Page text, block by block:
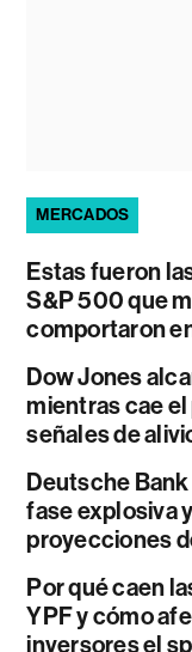
MERCADOS
Estas fueron
S&P 500 que
comportaron
Dow Jones
mientras cae
señales de
Deutsche Bank
fase explosiva
proyecciones
Por qué caen
YPF y cómo
inversores el